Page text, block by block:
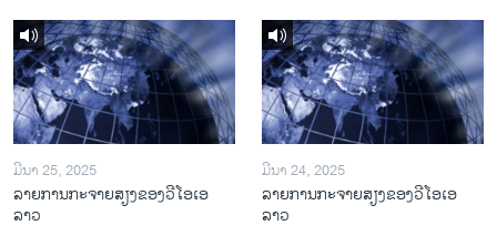
ມີນາ 25, 2025
ລາຍການກະຈາຍສຽງຂອງວີໂອເອ
ລາວ
ມີນາ 24, 2025
ລາຍການກະຈາຍສຽງຂອງວີໂອເອ
ລາວ